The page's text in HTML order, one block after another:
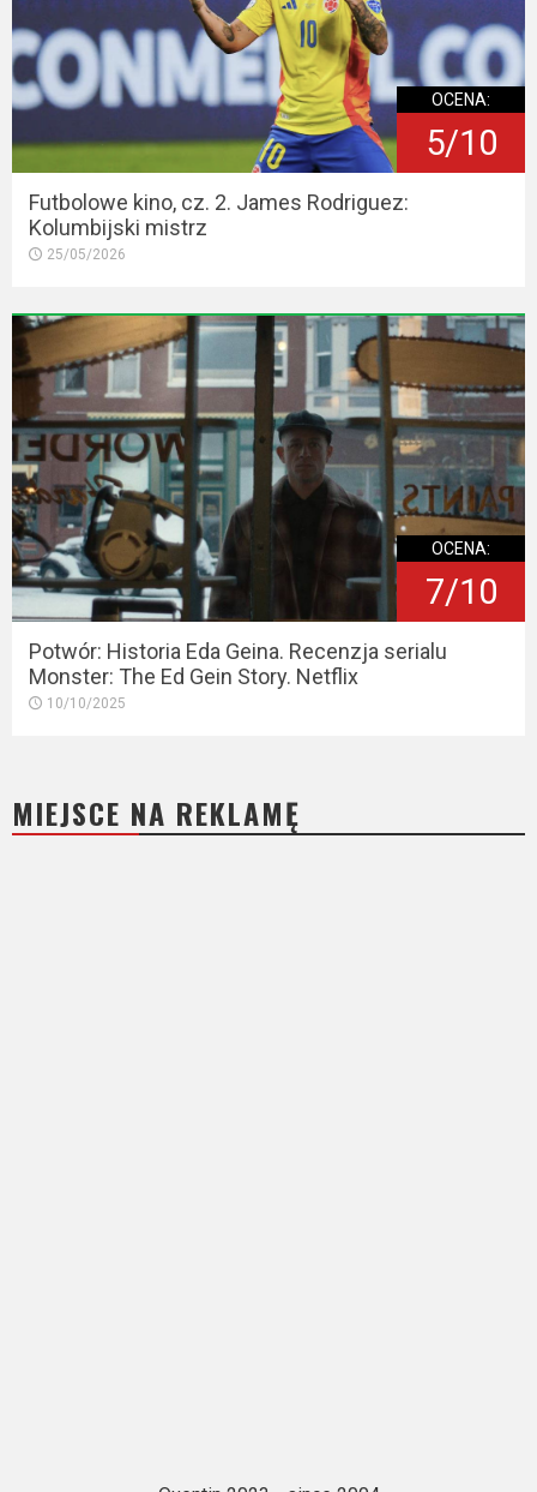
OCENA:
5/10
Futbolowe kino, cz. 2. James Rodriguez:
Kolumbijski mistrz
25/05/2026
OCENA:
7/10
Potwór: Historia Eda Geina. Recenzja serialu
Monster: The Ed Gein Story. Netflix
10/10/2025
MIEJSCE NA REKLAMĘ